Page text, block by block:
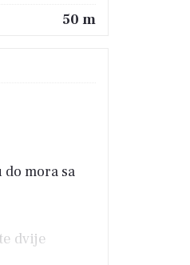
50 m
mora sa
dvije